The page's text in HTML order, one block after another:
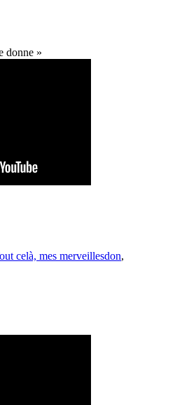
donne »
celà, mes merveillesdon,